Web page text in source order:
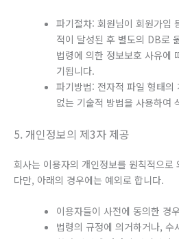
파기절차: 회원님이 회원가입
적이 달성된 후 별도의 DB로
법령에 의한 정보보호 사유에
기됩니다.
파기방법: 전자적 파일 형태의
없는 기술적 방법을 사용하여
5. 개인정보의 제3자 제공
회사는 이용자의 개인정보를 원칙적으로
다만, 아래의 경우에는 예외로 합니다.
이용자들이 사전에 동의한 경우
법령의 규정에 의거하거나, 수